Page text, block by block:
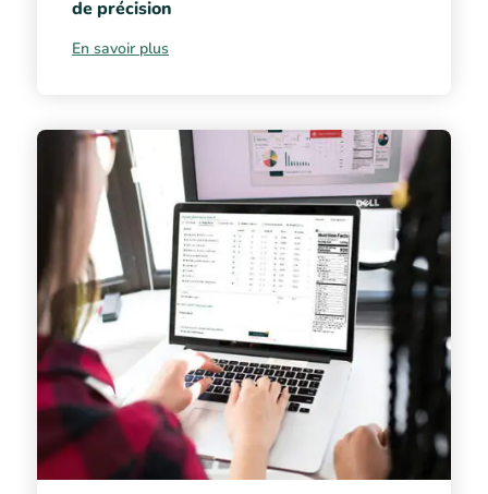
de précision
En savoir plus